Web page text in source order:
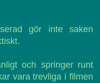
gör inte saken
och springer runt
vara trevliga i filmen